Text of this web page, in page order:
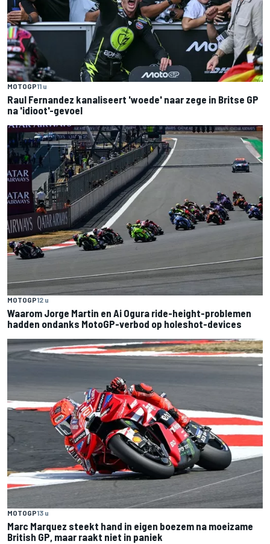
MOTOGP11 u
Raul Fernandez kanaliseert 'woede' naar zege in Britse GP
na 'idioot'-gevoel
MOTOGP12 u
Waarom Jorge Martin en Ai Ogura ride-height-problemen
hadden ondanks MotoGP-verbod op holeshot-devices
MOTOGP13 u
Marc Marquez steekt hand in eigen boezem na moeizame
British GP, maar raakt niet in paniek